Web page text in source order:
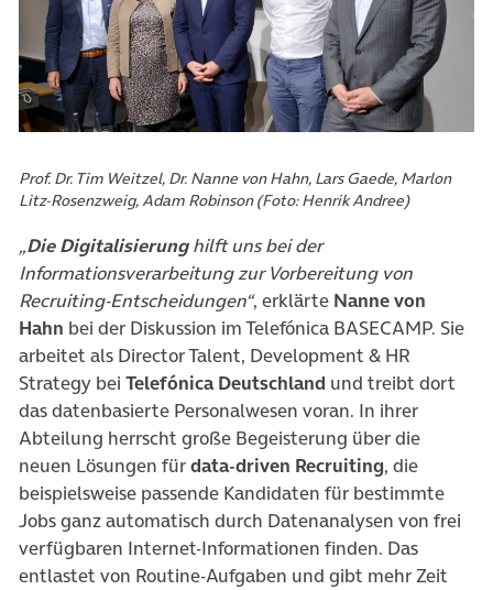
Prof. Dr. Tim Weitzel, Dr. Nanne von Hahn, Lars Gaede, Marlon
Litz-Rosenzweig, Adam Robinson (Foto: Henrik Andree)
„Die Digitalisierunghilft uns bei der
Informationsverarbeitung zur Vorbereitung von
Recruiting-Entscheidungen“, erklärte Nanne von
Hahn bei der Diskussion im Telefónica BASECAMP. Sie
arbeitet als Director Talent, Development & HR
Strategy bei Telefónica Deutschland und treibt dort
das datenbasierte Personalwesen voran. In ihrer
Abteilung herrscht große Begeisterung über die
neuen Lösungen fürdata-driven Recruiting, die
beispielsweise passende Kandidaten für bestimmte
Jobs ganz automatisch durch Datenanalysen von frei
verfügbaren Internet-Informationen finden. Das
entlastet von Routine-Aufgaben und gibt mehr Zeit